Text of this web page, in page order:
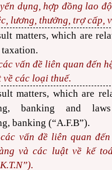
dụng, hợp đồng lao
lương, thưởng, trợ cấp, v
matters, which are
vấn đề liên quan đến
về các loại thuế.
matters, which are
banking and
banking (“A.F.B”).
vấn đề liên quan
và các luật về kế